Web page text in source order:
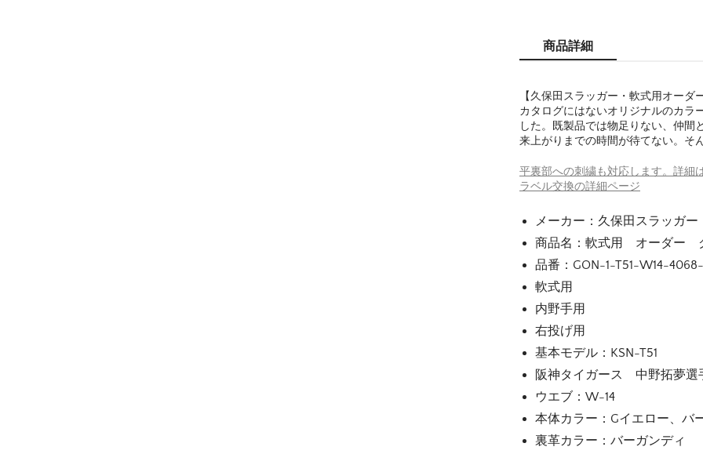
商品詳細
【久保田スラッガー・軟式用オーダ
カタログにはないオリジナルのカラ
した。既製品では物足りない、仲間
来上がりまでの時間が待てない。そ
平裏部への刺繍も対応します。詳細
ラベル交換の詳細ページ
メーカー：久保田スラッガー
商品名：軟式用 オーダー
品番：GON-1-T51-W14-
軟式用
内野手用
右投げ用
基本モデル：KSN-T51
阪神タイガース 中野拓夢選
ウエブ：W-14
本体カラー：Gイエロー、バ
裏革カラー：バーガンディ